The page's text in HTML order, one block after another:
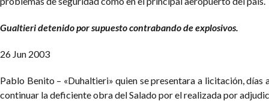
Gualtieri detenido por supuesto contrabando de explosivos.
26 Jun 2003
Pablo Benito – «Duhaltieri» quien se presentara a licitación, días
continuar la deficiente obra del Salado por el realizada por